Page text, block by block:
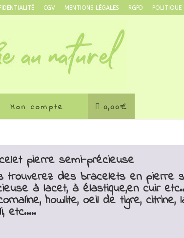
CGV MENTIONS LÉGALES RGPD POLITIQUE
Mon compte 0,00€
pierre semi-précieuse
trouverez des bracelets en pierre
à lacet, à élastique,en cuir
howlite, oeil de tigre, citrine,
etc…..